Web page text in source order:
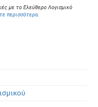
με το Ελεύθερο Λογισμικό
περισσότερα.